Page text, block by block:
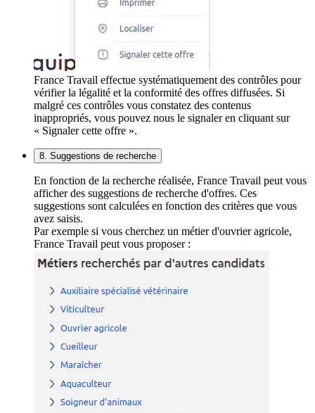
France Travail effectue systématiquement des contrôles pour
vérifier la légalité et la conformité des offres diffusées. Si
malgré ces contrôles vous constatez des contenus
inappropriés, vous pouvez nous le signaler en cliquant sur
« Signaler cette offre ».
8. Suggestions de recherche
En fonction de la recherche réalisée, France Travail peut vous
afficher des suggestions de recherche d'offres. Ces
suggestions sont calculées en fonction des critères que vous
avez saisis.
Par exemple si vous cherchez un métier d'ouvrier agricole,
France Travail peut vous proposer :